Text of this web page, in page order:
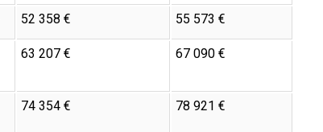
52 358 € 55 573 €
63 207 € 67 090 €
74 354 € 78 921 €